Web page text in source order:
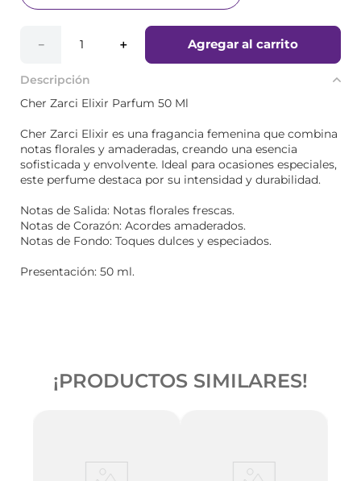
＋
－ Agregar al carrito
Descripción
Cher Zarci Elixir Parfum 50 Ml
Cher Zarci Elixir es una fragancia femenina que combina
notas florales y amaderadas, creando una esencia
sofisticada y envolvente. Ideal para ocasiones especiales,
este perfume destaca por su intensidad y durabilidad.
Notas de Salida: Notas florales frescas.
Notas de Corazón: Acordes amaderados.
Notas de Fondo: Toques dulces y especiados.
Presentación: 50 ml.
¡PRODUCTOS SIMILARES!